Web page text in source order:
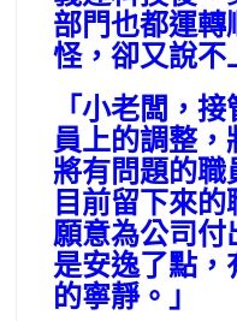
部門也都運
怪，卻又說不
「小老闆，
員上的調整
將有問題的職
目前留下來
願意為公司
是安逸了點
的寧靜。」